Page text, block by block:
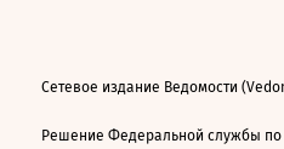
Сетевое издание Ведомости
Решение Федеральной службы по